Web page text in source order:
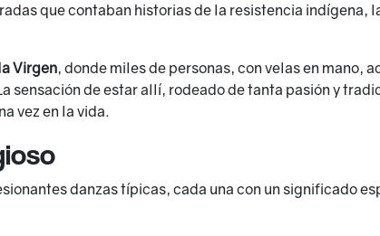
que contaban historias de la resistencia indígena,
Virgen, donde miles de personas, con velas en mano,
sensación de estar allí, rodeado de tanta pasión y
vez en la vida.
danzas típicas, cada una con un significado